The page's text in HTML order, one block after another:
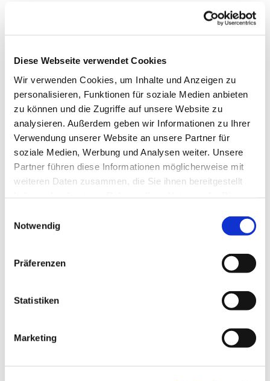
Diese Webseite verwendet Cookies
Wir verwenden Cookies, um Inhalte und Anzeigen zu
personalisieren, Funktionen für soziale Medien anbieten
zu können und die Zugriffe auf unsere Website zu
analysieren. Außerdem geben wir Informationen zu Ihrer
Verwendung unserer Website an unsere Partner für
soziale Medien, Werbung und Analysen weiter. Unsere
Partner führen diese Informationen möglicherweise mit
weiteren Daten zusammen, die Sie ihnen bereitgestellt
Notwendig
Präferenzen
Statistiken
Marketing
Dies könnte Sie auch
interessieren